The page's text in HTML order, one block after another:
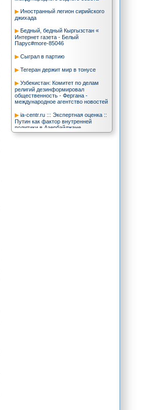
Иностранный легион сирийского
джихада
Бедный, бедный Кыргызстан «
Интернет газета - Белый
Парус#more-85046
Сыграл в партию
Тегеран держит мир в тонусе
Узбекистан: Комитет по делам
религий дезинформировал
общественность - Фергана -
международное агентство новостей
ia-centr.ru ::: Экспертная оценка ::
Путин как фактор внутренней
политики в Азербайджане